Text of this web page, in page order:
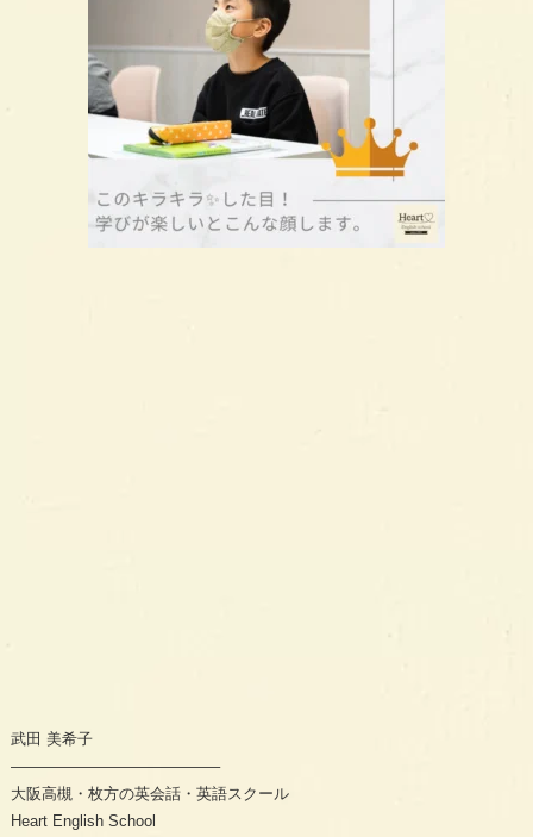
武田 美希子
—————————————–
大阪高槻・枚方の英会話・英語スクール
Heart English School